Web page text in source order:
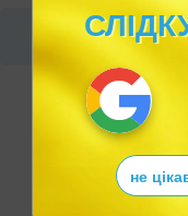
не